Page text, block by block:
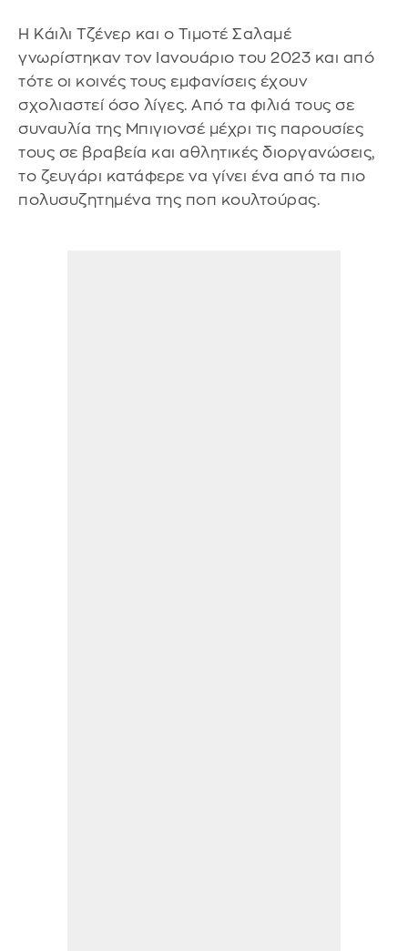
Η Κάιλι Τζένερ και ο Τιμοτέ Σαλαμέ
γνωρίστηκαν τον Ιανουάριο του 2023 και από
τότε οι κοινές τους εμφανίσεις έχουν
σχολιαστεί όσο λίγες. Από τα φιλιά τους σε
συναυλία της Μπιγιονσέ μέχρι τις παρουσίες
τους σε βραβεία και αθλητικές διοργανώσεις,
το ζευγάρι κατάφερε να γίνει ένα από τα πιο
πολυσυζητημένα της ποπ κουλτούρας.